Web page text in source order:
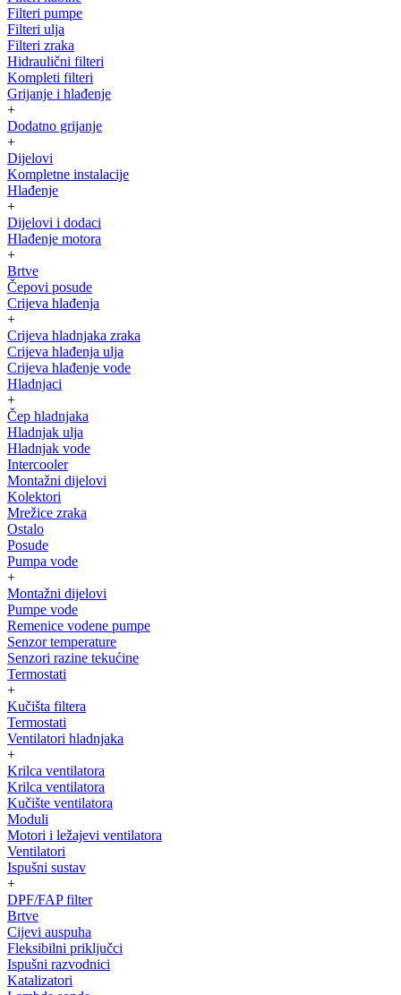
Filteri pumpe
Filteri ulja
Filteri zraka
Hidraulični filteri
Kompleti filteri
Grijanje i hlađenje
+
Dodatno grijanje
+
Dijelovi
Kompletne instalacije
Hlađenje
+
Dijelovi i dodaci
Hlađenje motora
+
Brtve
Čepovi posude
Crijeva hlađenja
+
Crijeva hladnjaka zraka
Crijeva hlađenja ulja
Crijeva hlađenje vode
Hladnjaci
+
Čep hladnjaka
Hladnjak ulja
Hladnjak vode
Intercooler
Montažni dijelovi
Kolektori
Mrežice zraka
Ostalo
Posude
Pumpa vode
+
Montažni dijelovi
Pumpe vode
Remenice vodene pumpe
Senzor temperature
Senzori razine tekućine
Termostati
+
Kučišta filtera
Termostati
Ventilatori hladnjaka
+
Krilca ventilatora
Krilca ventilatora
Kučište ventilatora
Moduli
Motori i ležajevi ventilatora
Ventilatori
Ispušni sustav
+
DPF/FAP filter
Brtve
Cijevi auspuha
Fleksibilni priključci
Ispušni razvodnici
Katalizatori